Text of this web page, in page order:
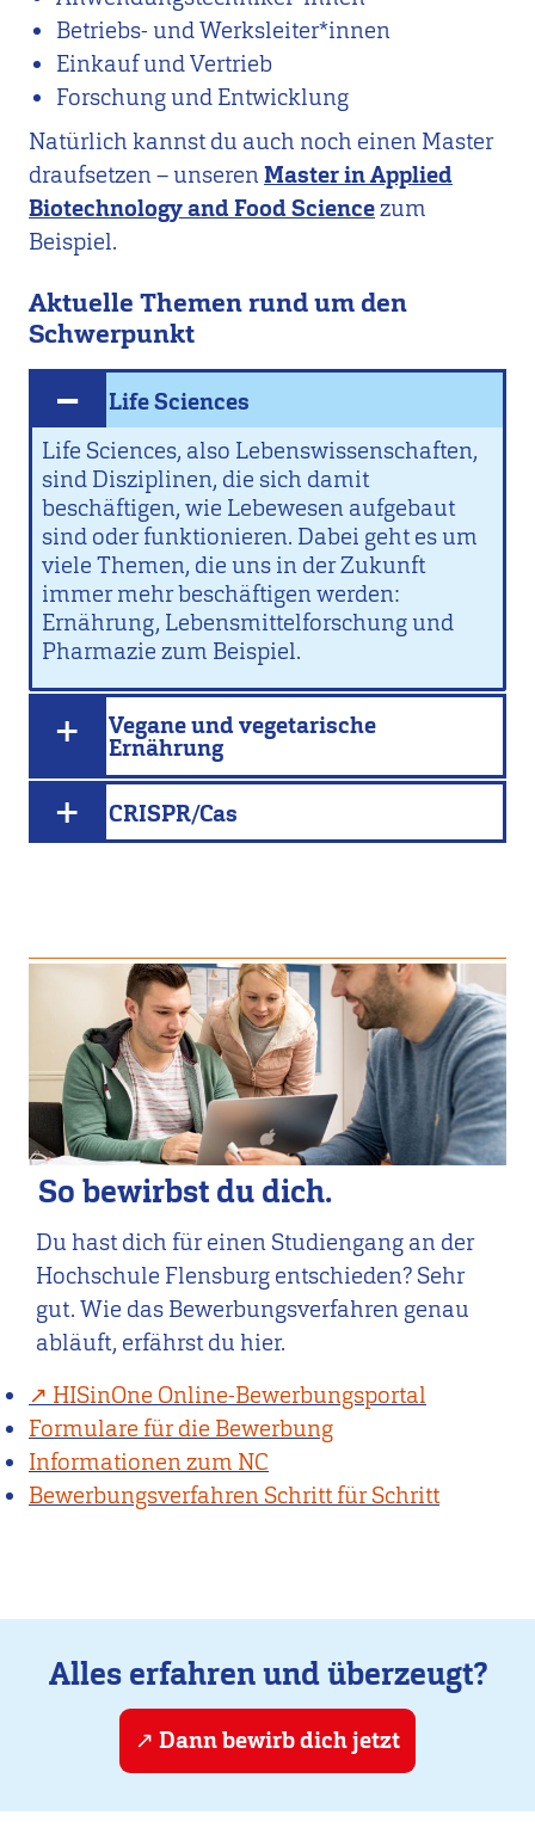
Betriebs- und Werksleiter*innen
Einkauf und Vertrieb
Forschung und Entwicklung
Natürlich kannst du auch noch einen Master
draufsetzen – unserenMaster in Applied
Biotechnology and Food Sciencezum
Beispiel.
Aktuelle Themen rund um den
Schwerpunkt
Life Sciences
Life Sciences, also Lebenswissenschaften,
sind Disziplinen, die sich damit
beschäftigen, wie Lebewesen aufgebaut
sind oder funktionieren. Dabei geht es um
viele Themen, die uns in der Zukunft
immer mehr beschäftigen werden:
Ernährung, Lebensmittelforschung und
Pharmazie zum Beispiel.
Vegane und vegetarische
Ernährung
CRISPR/Cas
So bewirbst du dich.
Du hast dich für einen Studiengang an der
Hochschule Flensburg entschieden? Sehr
gut. Wie das Bewerbungsverfahren genau
abläuft, erfährst du hier.
HISinOne Online-Bewerbungsportal
Formulare für die Bewerbung
Informationen zum NC
Bewerbungsverfahren Schritt für Schritt
Alles erfahren und überzeugt?
Dann bewirb dich jetzt